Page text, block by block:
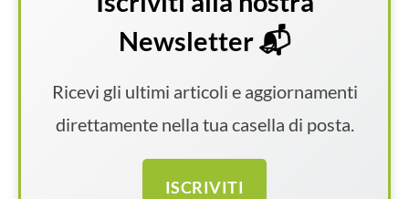
Newsletter 📬
Ricevi gli ultimi articoli e aggiornamenti
direttamente nella tua casella di posta.
ISCRIVITI